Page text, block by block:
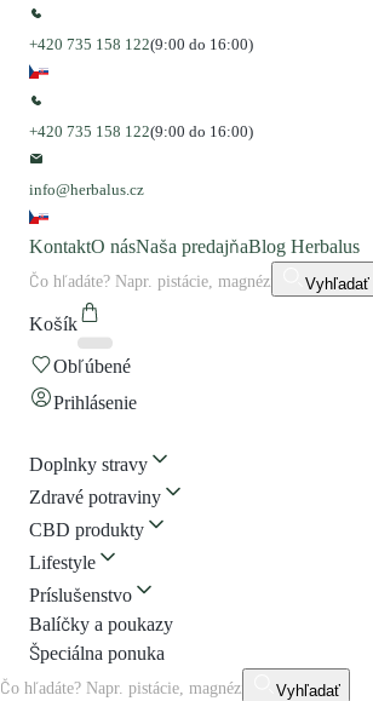
+420 735 158 122(9:00 do 16:00)
+420 735 158 122(9:00 do 16:00)
info@herbalus.cz
KontaktO násNaša predajňaBlog Herbalus
Vyhľadať
Košík
Obľúbené
Prihlásenie
Doplnky stravy
Zdravé potraviny
CBD produkty
Lifestyle
Príslušenstvo
Balíčky a poukazy
Špeciálna ponuka
Vyhľadať